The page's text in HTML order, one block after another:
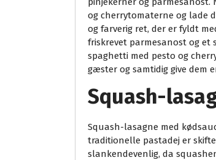
og cherrytomaterne og lade
og farverig ret, der er fyldt
friskrevet parmesanost og
spaghetti med pesto og
gæster og samtidig give dem
Squash-
Squash-lasagne med
traditionelle pastadej er
slankendevenlig, da